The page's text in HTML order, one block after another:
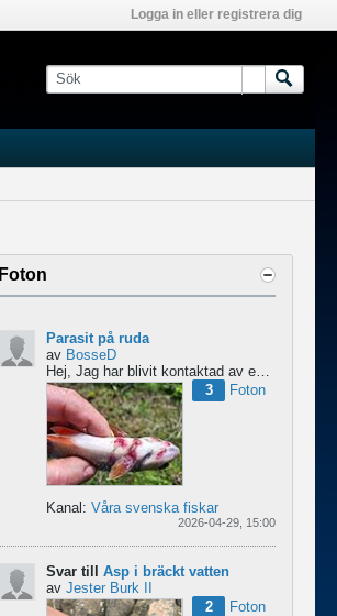
Logga in eller registrera dig
Foton
Parasit på ruda
av BosseD
Hej, Jag har blivit kontaktad av en forskare från Polen som är på jakt efter material av...
3
Foton
Kanal: Våra svenska fiskar
2026-04-29, 15:00
Svar till Asp i bräckt vatten
av Jester Burk II
2
Foton